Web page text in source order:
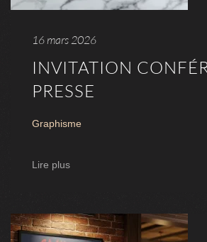
16 mars 2026
INVITATION
PRESSE
Graphisme
Lire plus